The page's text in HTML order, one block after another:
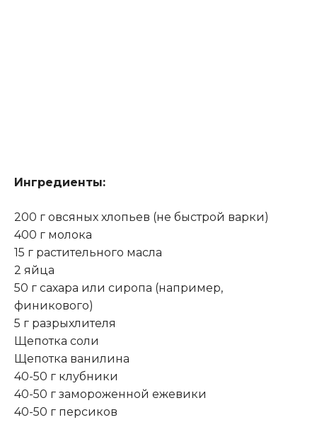
Ингредиенты:
200 г овсяных хлопьев (не быстрой варки)
400 г молока
15 г растительного масла
2 яйца
50 г сахара или сиропа (например,
финикового)
5 г разрыхлителя
Щепотка соли
Щепотка ванилина
40-50 г клубники
40-50 г замороженной ежевики
40-50 г персиков